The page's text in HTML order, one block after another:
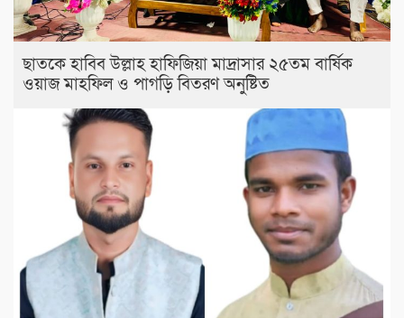
ছাতকে হাবিব উল্লাহ হাফিজিয়া মাদ্রাসার ২৫তম বার্ষিক
ওয়াজ মাহফিল ও পাগড়ি বিতরণ অনুষ্টিত